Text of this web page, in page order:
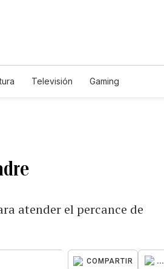
Televisión Gaming
atender el percance de
COMPARTIR ...